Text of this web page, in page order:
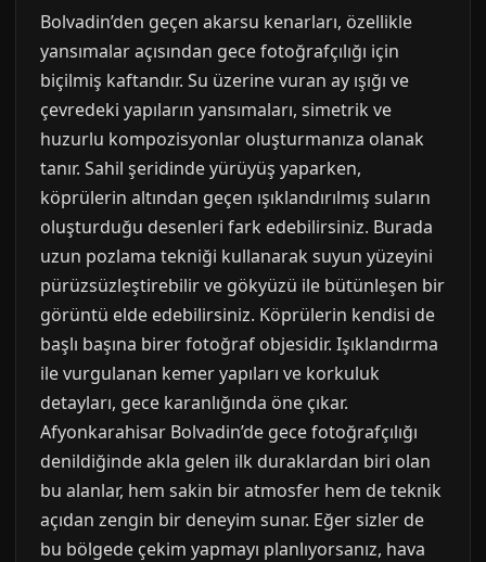
Bolvadin’den geçen akarsu kenarları, özellikle
yansımalar açısından gece fotoğrafçılığı için
biçilmiş kaftandır. Su üzerine vuran ay ışığı ve
çevredeki yapıların yansımaları, simetrik ve
huzurlu kompozisyonlar oluşturmanıza olanak
tanır. Sahil şeridinde yürüyüş yaparken,
köprülerin altından geçen ışıklandırılmış suların
oluşturduğu desenleri fark edebilirsiniz. Burada
uzun pozlama tekniği kullanarak suyun yüzeyini
pürüzsüzleştirebilir ve gökyüzü ile bütünleşen bir
görüntü elde edebilirsiniz. Köprülerin kendisi de
başlı başına birer fotoğraf objesidir. Işıklandırma
ile vurgulanan kemer yapıları ve korkuluk
detayları, gece karanlığında öne çıkar.
Afyonkarahisar Bolvadin’de gece fotoğrafçılığı
denildiğinde akla gelen ilk duraklardan biri olan
bu alanlar, hem sakin bir atmosfer hem de teknik
açıdan zengin bir deneyim sunar. Eğer sizler de
bu bölgede çekim yapmayı planlıyorsanız, hava